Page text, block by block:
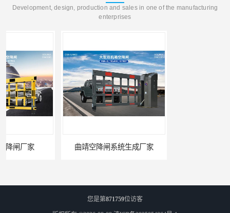
Development, design, production and sales in one of the manufacturing
enterprises
曲靖空降闸系统生成厂家 玉溪工业空降闸生成厂家
您是第871759位访客